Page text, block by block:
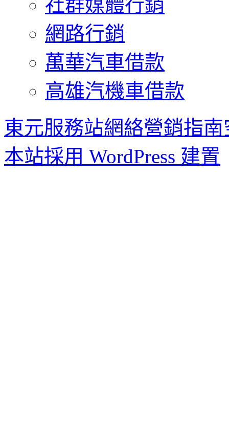
社群媒體行銷
網路行銷
萬華汽車借款
高雄汽機車借款
東元服務站網絡營銷指南
本站採用 WordPress 建置